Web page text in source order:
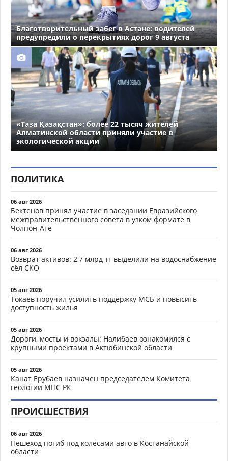
Благотворительный забег в Астане: водителей
предупредили о перекрытиях дорог 9 августа
«Таза Қазақстан»: более 22 тысяч жителей
Алматинской области приняли участие в
экологической акции
ПОЛИТИКА
06 авг 2026
Бектенов принял участие в заседании Евразийского
межправительственного совета в узком формате в
Чолпон-Ате
06 авг 2026
Возврат активов: 2,7 млрд тг выделили на водоснабжение
сёл СКО
05 авг 2026
Токаев поручил усилить поддержку МСБ и повысить
доступность жилья
05 авг 2026
Дороги, мосты и вокзалы: Налибаев ознакомился с
крупными проектами в Актюбинской области
05 авг 2026
Канат Ерубаев назначен председателем Комитета
геологии МПС РК
ПРОИСШЕСТВИЯ
06 авг 2026
Пешеход погиб под колёсами авто в Костанайской
области